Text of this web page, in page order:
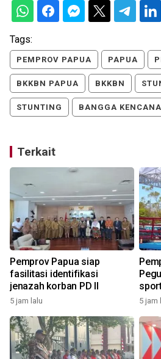
Tags:
PEMPROV PAPUA PAPUA
BKKBN PAPUA BKKBN
STUNTING BANGGA KENCANA
Terkait
Pemprov Papua siap
fasilitasi identifikasi
jenazah korban PD II
5 jam lalu 5 jam